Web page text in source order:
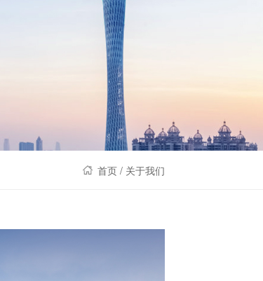
首页 / 关于我们